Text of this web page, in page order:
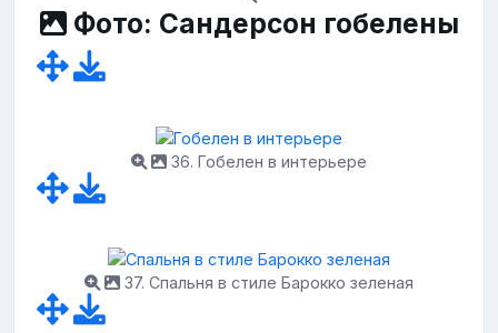
Фото: Сандерсон гобелены
36. Гобелен в интерьере
37. Спальня в стиле Барокко зеленая